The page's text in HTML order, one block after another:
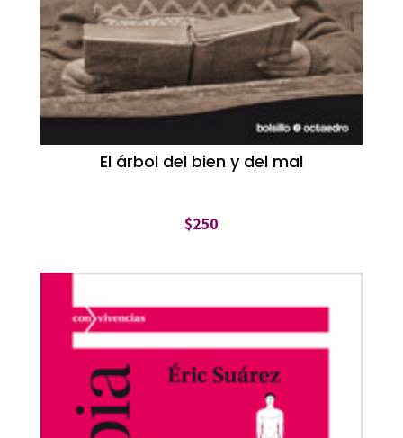
El árbol del bien y del mal
$250